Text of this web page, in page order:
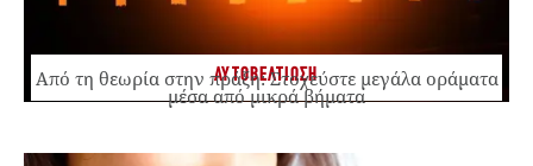
ΑΥΤΟΒΕΛΤΙΩΣΗ
Από τη θεωρία στην πράξη: Στοχεύστε μεγάλα οράματα
μέσα από μικρά βήματα